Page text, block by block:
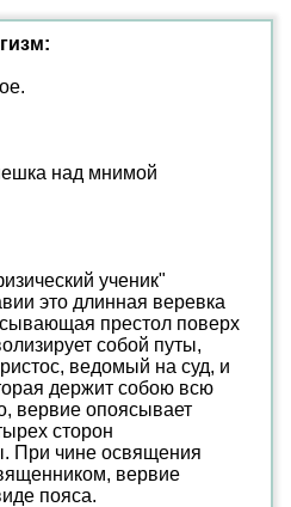
над мнимой
ученик"
это длинная веревка
престол поверх
собой путы,
ведомый на суд, и
держит собою всю
вервие опоясывает
сторон
При чине освящения
вервие
пояса.